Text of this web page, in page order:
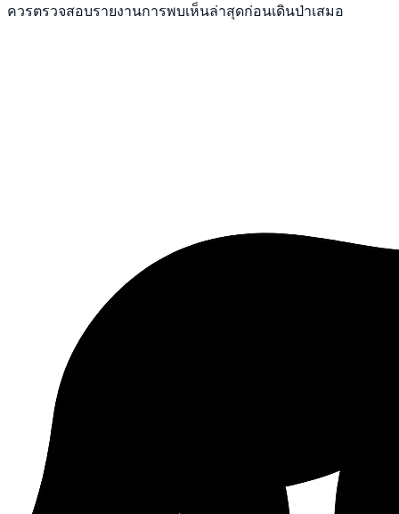
ควรตรวจสอบรายงานการพบเห็นล่าสุดก่อนเดินป่าเสมอ